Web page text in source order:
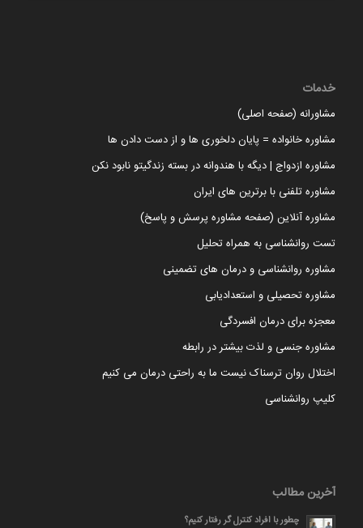
خدمات
مشاورانه (صفحه اصلی)
مشاوره خانواده = پایان دلخوری ها و از دست دادن ها
مشاوره ازدواج | دیگه با هندوانه در بسته زندگیتو نابود نکن
مشاوره تلفنی با برترین های ایران
مشاوره آنلاین (صفحه مشاوره پرسش و پاسخ)
تست روانشناسی به همراه تحلیل
مشاوره روانشناسی و درمان های تضمینی
مشاوره تحصیلی و استعدادیابی
معجزه برای درمان افسردگی
مشاوره جنسی و لذت بیشتر در رابطه
اختلال روان ترسناک نیست ما به راحتی درمان می کنیم
کلیپ روانشناسی
آخرین مطالب
چطور با افراد کنترل گر رفتار کنیم؟